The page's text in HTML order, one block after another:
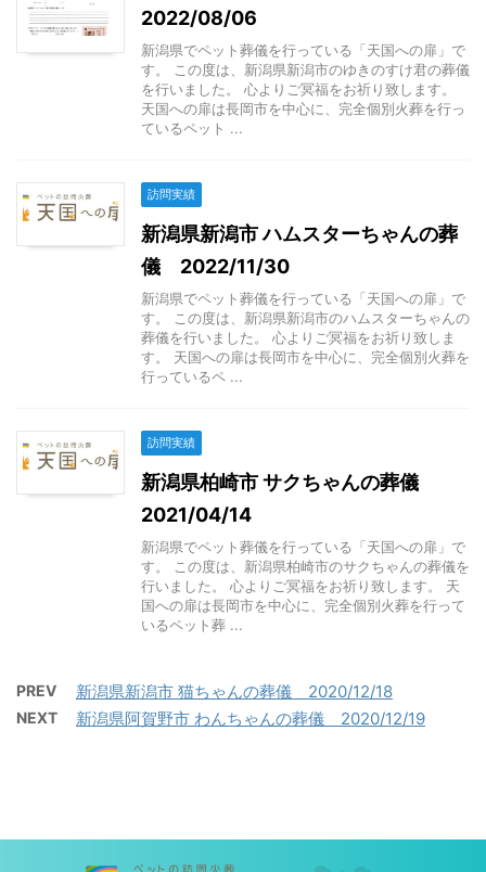
2022/08/06
新潟県でペット葬儀を行っている「天国への扉」で
す。 この度は、新潟県新潟市のゆきのすけ君の葬儀
を行いました。 心よりご冥福をお祈り致します。
天国への扉は長岡市を中心に、完全個別火葬を行っ
ているペット ...
訪問実績
新潟県新潟市 ハムスターちゃんの葬
儀 2022/11/30
新潟県でペット葬儀を行っている「天国への扉」で
す。 この度は、新潟県新潟市のハムスターちゃんの
葬儀を行いました。 心よりご冥福をお祈り致しま
す。 天国への扉は長岡市を中心に、完全個別火葬を
行っているペ ...
訪問実績
新潟県柏崎市 サクちゃんの葬儀
2021/04/14
新潟県でペット葬儀を行っている「天国への扉」で
す。 この度は、新潟県柏崎市のサクちゃんの葬儀を
行いました。 心よりご冥福をお祈り致します。 天
国への扉は長岡市を中心に、完全個別火葬を行って
いるペット葬 ...
PREV 新潟県新潟市 猫ちゃんの葬儀 2020/12/18
NEXT 新潟県阿賀野市 わんちゃんの葬儀 2020/12/19